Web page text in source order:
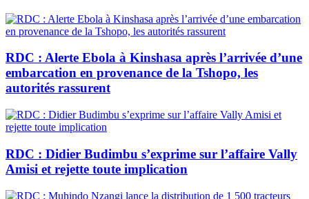
RDC : Alerte Ebola à Kinshasa après l’arrivée d’une
embarcation en provenance de la Tshopo, les
autorités rassurent
RDC : Didier Budimbu s’exprime sur l’affaire Vally
Amisi et rejette toute implication